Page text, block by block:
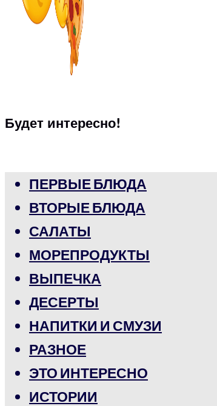
Будет интересно!
ПЕРВЫЕ БЛЮДА
ВТОРЫЕ БЛЮДА
САЛАТЫ
МОРЕПРОДУКТЫ
ВЫПЕЧКА
ДЕСЕРТЫ
НАПИТКИ И СМУЗИ
РАЗНОЕ
ЭТО ИНТЕРЕСНО
ИСТОРИИ